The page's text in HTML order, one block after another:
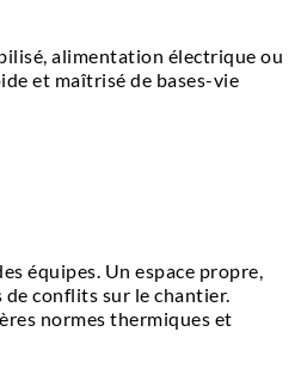
alimentation électrique ou
et maîtrisé de bases-vie
équipes. Un espace propre,
conflits sur le chantier.
normes thermiques et